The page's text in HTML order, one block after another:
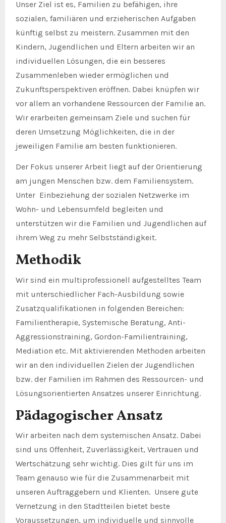
Unser Ziel ist es, Familien zu befähigen, ihre
sozialen, familiären und erzieherischen Aufgaben
künftig selbst zu meistern. Zusammen mit den
Kindern, Jugendlichen und Eltern arbeiten wir an
individuellen Lösungen, die ein besseres
Zusammenleben wieder ermöglichen und
Zukunftsperspektiven eröffnen. Dabei knüpfen wir
vor allem an vorhandene Ressourcen der Familie an.
Wir erarbeiten gemeinsam Ziele und suchen für
deren Umsetzung Möglichkeiten, die in der
jeweiligen Familie am besten funktionieren.
Der Fokus unserer Arbeit liegt auf der Orientierung
am jungen Menschen bzw. dem Familiensystem.
Unter Einbeziehung der sozialen Netzwerke im
Wohn- und Lebensumfeld begleiten und
unterstützen wir die Familien und Jugendlichen auf
ihrem Weg zu mehr Selbstständigkeit.
Methodik
Wir sind ein multiprofessionell aufgestelltes Team
mit unterschiedlicher Fach-Ausbildung sowie
Zusatzqualifikationen in folgenden Bereichen:
Familientherapie, Systemische Beratung, Anti-
Aggressionstraining, Gordon-Familientraining,
Mediation etc. Mit aktivierenden Methoden arbeiten
wir an den individuellen Zielen der Jugendlichen
bzw. der Familien im Rahmen des Ressourcen- und
Lösungsorientierten Ansatzes unserer Einrichtung.
Pädagogischer Ansatz
Wir arbeiten nach dem systemischen Ansatz. Dabei
sind uns Offenheit, Zuverlässigkeit, Vertrauen und
Wertschätzung sehr wichtig. Dies gilt für uns im
Team genauso wie für die Zusammenarbeit mit
unseren Auftraggebern und Klienten. Unsere gute
Vernetzung in den Stadtteilen bietet beste
Voraussetzungen, um individuelle und sinnvolle